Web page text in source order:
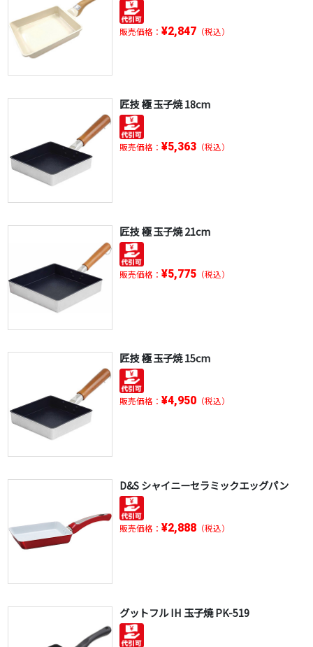
販売価格： ¥2,847（税込）
匠技 極 玉子焼 18cm
販売価格： ¥5,363（税込）
匠技 極 玉子焼 21cm
販売価格： ¥5,775（税込）
匠技 極 玉子焼 15cm
販売価格： ¥4,950（税込）
D&S シャイニーセラミックエッグパン
販売価格： ¥2,888（税込）
グットフル IH 玉子焼 PK-519